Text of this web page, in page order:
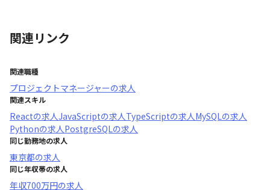
関連リンク
関連職種
プロジェクトマネージャーの求人
関連スキル
Reactの求人JavaScriptの求人TypeScriptの求人MySQLの求人
Pythonの求人PostgreSQLの求人
同じ勤務地の求人
東京都の求人
同じ年収帯の求人
年収700万円の求人